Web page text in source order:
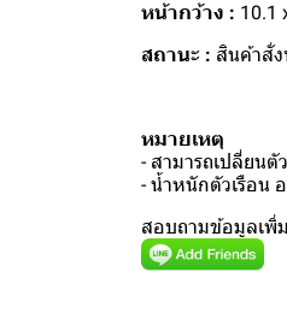
หน้ากว้าง : 10.1
สถานะ : สินค้าสั่ง
หมายเหตุ
- สามารถเปลี่ยน
- น้ำหนักตัวเรือน
สอบถามข้อมูลเพิ่